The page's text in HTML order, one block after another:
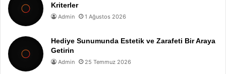
Kriterler
Admin 1 Ağustos 2026
Hediye Sunumunda Estetik ve Zarafeti Bir Araya
Getirin
Admin 25 Temmuz 2026